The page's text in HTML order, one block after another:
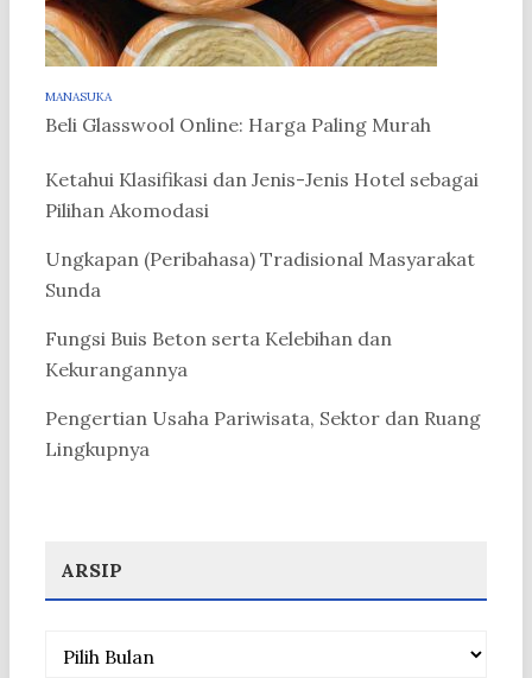
MANASUKA
Beli Glasswool Online: Harga Paling Murah
Ketahui Klasifikasi dan Jenis-Jenis Hotel sebagai
Pilihan Akomodasi
Ungkapan (Peribahasa) Tradisional Masyarakat
Sunda
Fungsi Buis Beton serta Kelebihan dan
Kekurangannya
Pengertian Usaha Pariwisata, Sektor dan Ruang
Lingkupnya
ARSIP
Arsip